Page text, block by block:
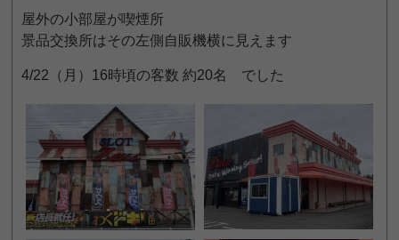
屋外の小部屋が喫煙所
景品交換所はその左側自販機横に見えます
4/22（月）16時頃の客数 約20名 でした